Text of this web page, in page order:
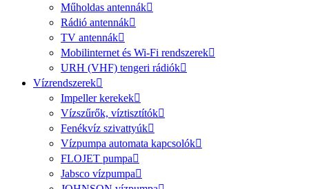
Műholdas antennák
Rádió antennák
TV antennák
Mobilinternet és Wi-Fi rendszerek
URH (VHF) tengeri rádiók
Vízrendszerek
Impeller kerekek
Vízszűrők, víztisztítók
Fenékvíz szivattyúk
Vízpumpa automata kapcsolók
FLOJET pumpa
Jabsco vízpumpa